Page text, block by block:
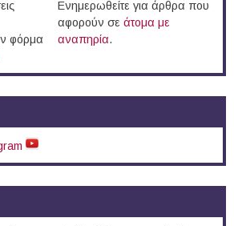
φόρμα
Ενημερωθείτε για άρθρα που
αφορούν σε άτομα με
αναπηρία.